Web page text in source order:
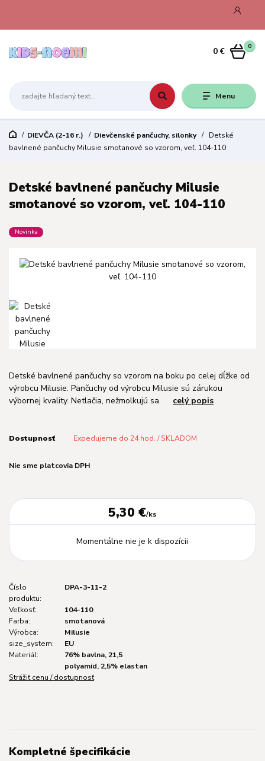
Menu
0
0 €
DIEVČA (2-16 r.) Dievčenské pančuchy, silonky
Detské
bavlnené pančuchy Milusie smotanové so vzorom, veľ. 104-110
Detské bavlnené pančuchy Milusie
smotanové so vzorom, veľ. 104-110
Novinka
Detské bavlnené pančuchy so vzorom na boku po celej dĺžke od
výrobcu Milusie. Pančuchy od výrobcu Milusie sú zárukou
výbornej kvality. Netlačia, nežmolkujú sa. celý popis
Dostupnosť Expedujeme do 24 hod. / SKLADOM
Nie sme platcovia DPH
5,30 €/ks
Momentálne nie je k dispozícii
Číslo
produktu:
DPA-3-11-2
Veľkosť:
104-110
Farba:
smotanová
Výrobca:
Milusie
size_system:
EU
Materiál:
76% bavlna, 21,5
polyamid, 2,5% elastan
Strážiť cenu / dostupnosť
Kompletné špecifikácie